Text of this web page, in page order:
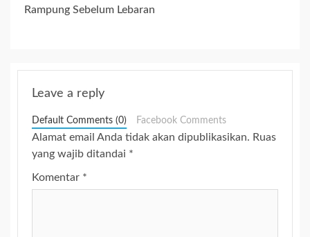
Rampung Sebelum Lebaran
Leave a reply
Default Comments (0) Facebook Comments
Alamat email Anda tidak akan dipublikasikan. Ruas
yang wajib ditandai *
Komentar *